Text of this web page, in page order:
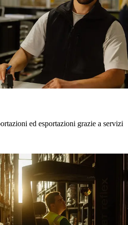
ed esportazioni grazie a servizi